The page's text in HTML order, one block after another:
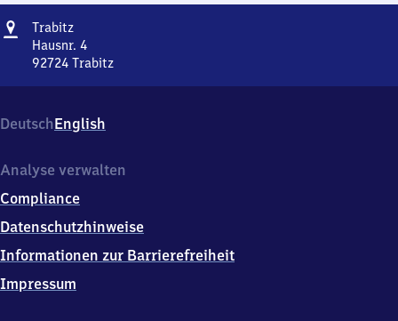
Adresse
TrabitzTrabitz
Hausnr. 4
92724 Trabitz
4,
9
7
4
Trabitz
DeutschEnglish
Analyse verwalten
Compliance
Datenschutzhinweise
Informationen zur Barrierefreiheit
Impressum